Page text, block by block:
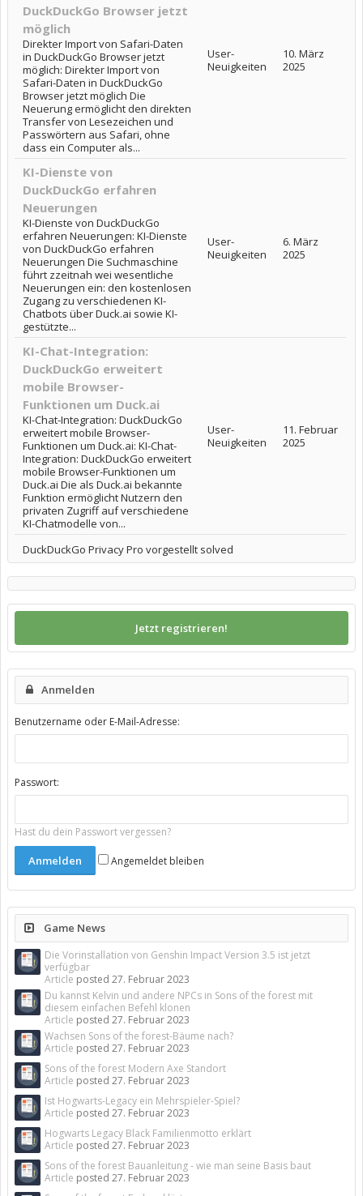
DuckDuckGo Browser jetzt
möglich
Direkter Import von Safari-Daten
in DuckDuckGo Browser jetzt
möglich: Direkter Import von
Safari-Daten in DuckDuckGo
Browser jetzt möglich Die
Neuerung ermöglicht den direkten
Transfer von Lesezeichen und
Passwörtern aus Safari, ohne
dass ein Computer als...
User-
Neuigkeiten
10. März
2025
KI-Dienste von
DuckDuckGo erfahren
Neuerungen
KI-Dienste von DuckDuckGo
erfahren Neuerungen: KI-Dienste
von DuckDuckGo erfahren
Neuerungen Die Suchmaschine
führt zzeitnah wei wesentliche
Neuerungen ein: den kostenlosen
Zugang zu verschiedenen KI-
Chatbots über Duck.ai sowie KI-
gestützte...
User-
Neuigkeiten
6. März
2025
KI-Chat-Integration:
DuckDuckGo erweitert
mobile Browser-
Funktionen um Duck.ai
KI-Chat-Integration: DuckDuckGo
erweitert mobile Browser-
Funktionen um Duck.ai: KI-Chat-
Integration: DuckDuckGo erweitert
mobile Browser-Funktionen um
Duck.ai Die als Duck.ai bekannte
Funktion ermöglicht Nutzern den
privaten Zugriff auf verschiedene
KI-Chatmodelle von...
User-
Neuigkeiten
11. Februar
2025
DuckDuckGo Privacy Pro vorgestellt solved
Jetzt registrieren!
Anmelden
Benutzername oder E-Mail-Adresse:
Passwort:
Hast du dein Passwort vergessen?
Angemeldet bleiben
Game News
Die Vorinstallation von Genshin Impact Version 3.5 ist jetzt
verfügbar
Article posted 27. Februar 2023
Du kannst Kelvin und andere NPCs in Sons of the forest mit
diesem einfachen Befehl klonen
Article posted 27. Februar 2023
Wachsen Sons of the forest-Bäume nach?
Article posted 27. Februar 2023
Sons of the forest Modern Axe Standort
Article posted 27. Februar 2023
Ist Hogwarts-Legacy ein Mehrspieler-Spiel?
Article posted 27. Februar 2023
Hogwarts Legacy Black Familienmotto erklärt
Article posted 27. Februar 2023
Sons of the forest Bauanleitung - wie man seine Basis baut
Article posted 27. Februar 2023